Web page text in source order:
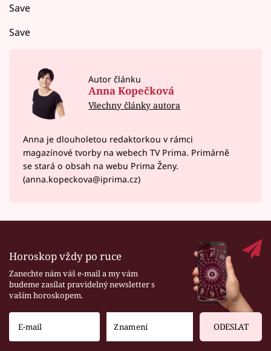
Save
Save
Autor článku
Anna Kopečková
Všechny články autora
Anna je dlouholetou redaktorkou v rámci
magazínové tvorby na webech TV Prima. Primárně
se stará o obsah na webu Prima Ženy.
(anna.kopeckova@iprima.cz)
Horoskop vždy po ruce
Zanechte nám váš e-mail a my vám
budeme zasílat pravidelný newsletter s
vaším horoskopem.
ODESLAT